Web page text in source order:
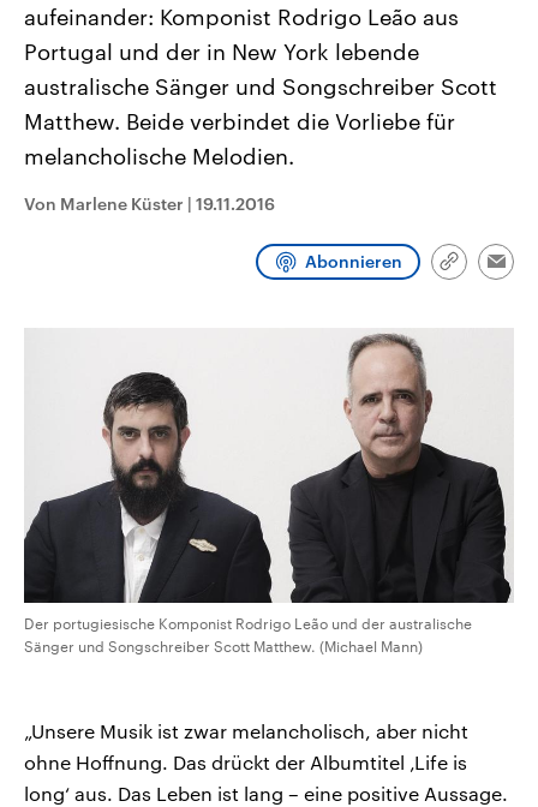
Landtagswahl Sachsen-Anhalt
2026
Alle Informationen
Sachsen-Anhalt wählt am 6.
September 2026 einen neuen
Landtag. Seit 2021 wird das
Bundesland von einer Koalition aus
Umfragen, Prognosen,
Wahlprogramme, aktuelle Berichte
und Kandidaten der anstehenden
USA
Aktuelle Beiträge,
Hintergründe
Wirtschaftlich und
gehören die Vereinigten
den mächtigsten Ländern
aufeinander: Komponist Rodrigo Leão aus
Portugal und der in New York lebende
australische Sänger und Songschreiber Scott
Matthew. Beide verbindet die Vorliebe für
melancholische Melodien.
Von Marlene Küster | 19.11.2016
Abonnieren
Link
Der portugiesische Komponist Rodrigo Leão und der australische
Sänger und Songschreiber Scott Matthew. (Michael Mann)
„Unsere Musik ist zwar melancholisch, aber nicht
ohne Hoffnung. Das drückt der Albumtitel ‚Life is
long‘ aus. Das Leben ist lang – eine positive Aussage.